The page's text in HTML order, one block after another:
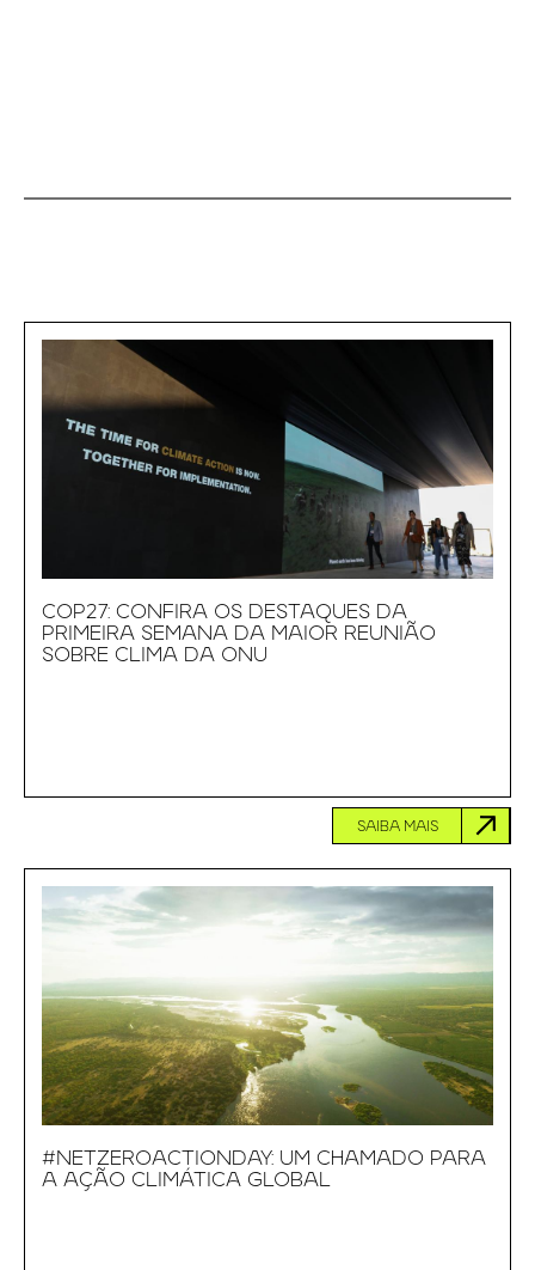
COP27: CONFIRA OS DESTAQUES DA
PRIMEIRA SEMANA DA MAIOR REUNIÃO
SOBRE CLIMA DA ONU
SAIBA MAIS
#NETZEROACTIONDAY: UM CHAMADO PARA
A AÇÃO CLIMÁTICA GLOBAL